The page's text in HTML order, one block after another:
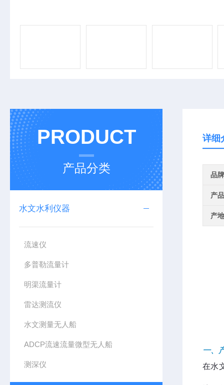
PRODUCT
产品分类
水文水利仪器
流速仪
多普勒流量计
明渠流量计
雷达测流仪
水文测量无人船
ADCP流速流量微型无人船
测深仪
详细
品牌
产
产
一、
在水